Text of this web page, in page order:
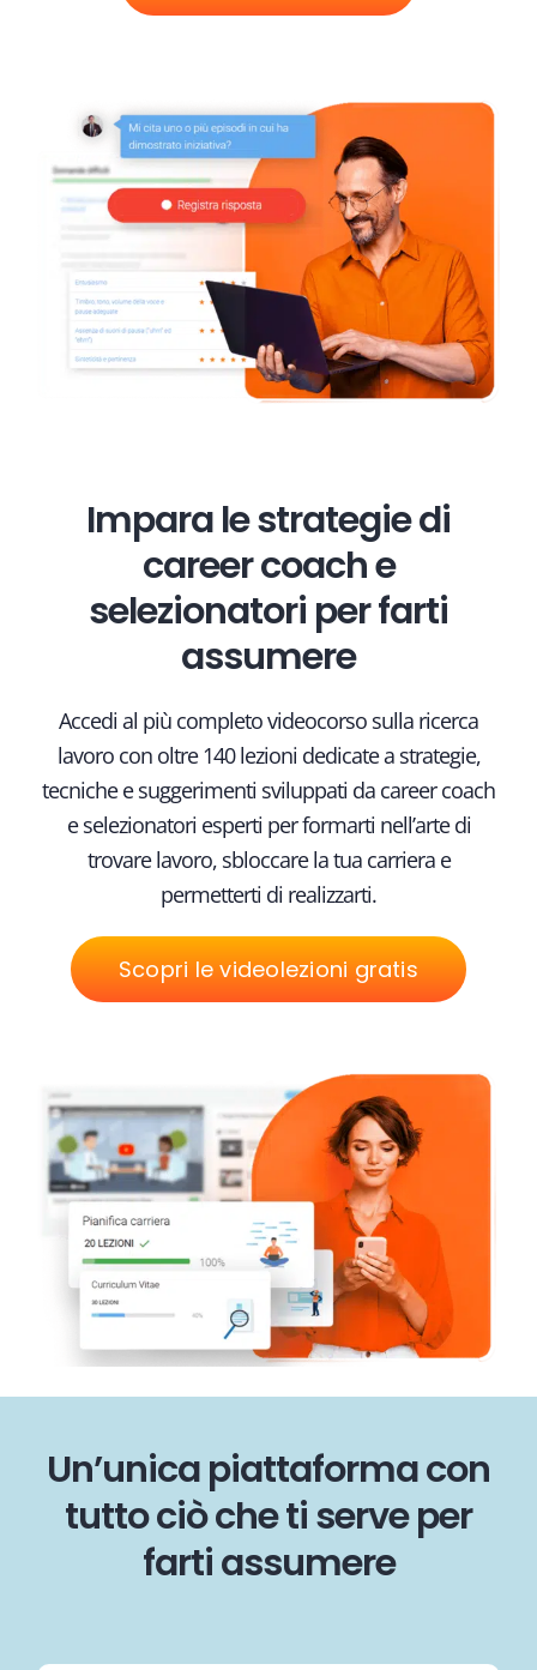
Impara le strategie di
career coach e
selezionatori per farti
assumere
Accedi al più completo videocorso sulla ricerca
lavoro con oltre 140 lezioni dedicate a strategie,
tecniche e suggerimenti sviluppati da career coach
e selezionatori esperti per formarti nell’arte di
trovare lavoro, sbloccare la tua carriera e
permetterti di realizzarti.
Scopri le videolezioni gratis
Un’unica piattaforma con
tutto ciò che ti serve per
farti assumere